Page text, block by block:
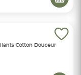
Cotton Douceur